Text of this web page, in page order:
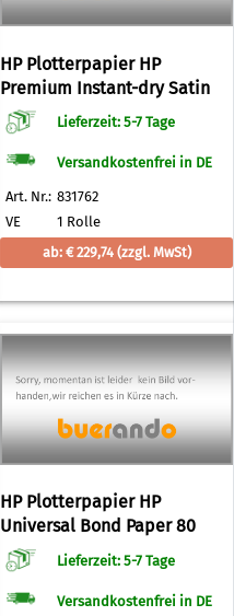
HP Plotterpapier HP
Premium Instant-dry Satin
Photo Paper 260 g/qm 914,0
mm x 30,5 m
Lieferzeit: 5-7 Tage
Versandkostenfrei in DE
Art. Nr.: 831762
VE
1 Rolle
ab: € 229,74 (zzgl. MwSt)
HP Plotterpapier HP
Universal Bond Paper 80
g/qm 841,0 mm x 91,4 m
Lieferzeit: 5-7 Tage
Versandkostenfrei in DE